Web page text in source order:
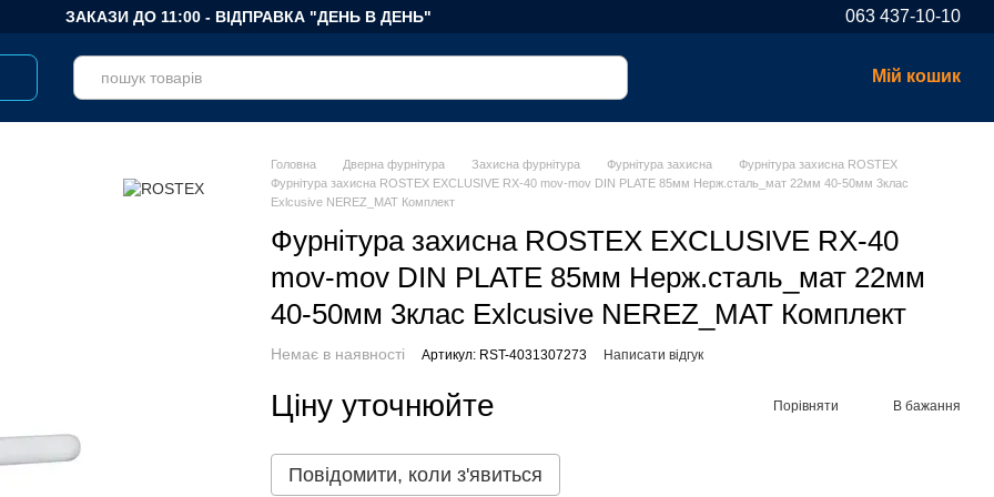
ЗАКАЗИ ДО 11:00 - ВІДПРАВКА "ДЕНЬ В ДЕНЬ" 063 437-10-10
Мій кошик
Головна Дверна фурнітура Захисна фурнітура Фурнітура захисна
Фурнітура захисна ROSTEX
Фурнітура захисна ROSTEX EXСLUSIVE RX-40 mov-mov DIN PLATE 85мм Нерж.сталь_мат 22мм 40-50мм 3клас
Exlcusive NEREZ_MAT Комплект
Фурнітура захисна ROSTEX EXСLUSIVE RX-40
mov-mov DIN PLATE 85мм Нерж.сталь_мат 22мм
40-50мм 3клас Exlcusive NEREZ_MAT Комплект
Немає в наявності Артикул: RST-4031307273 Написати відгук
Ціну уточнюйте Порівняти В бажання
Повідомити, коли з'явиться